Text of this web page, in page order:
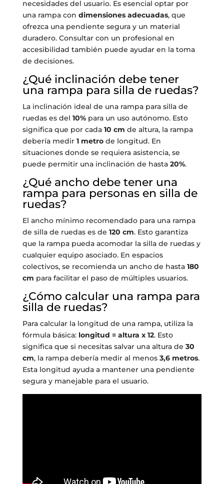
necesidades del usuario. Es esencial optar por
una rampa con dimensiones adecuadas, que
ofrezca una pendiente segura y un material
duradero. Consultar con un profesional en
accesibilidad también puede ayudar en la toma
de decisiones.
¿Qué inclinación debe tener
una rampa para silla de ruedas?
La inclinación ideal de una rampa para silla de
ruedas es del 10%para un uso autónomo. Esto
significa que por cada 10 cm de altura, la rampa
debería medir 1 metrode longitud. En
situaciones donde se requiera asistencia, se
puede permitir una inclinación de hasta 20%.
¿Qué ancho debe tener una
rampa para personas en silla de
ruedas?
El ancho mínimo recomendado para una rampa
de silla de ruedas es de 120 cm. Esto garantiza
que la rampa pueda acomodar la silla de ruedas y
cualquier equipo asociado. En espacios
colectivos, se recomienda un ancho de hasta 180
cm para facilitar el paso de múltiples usuarios.
¿Cómo calcular una rampa para
silla de ruedas?
Para calcular la longitud de una rampa, utiliza la
fórmula básica: longitud = altura x 12. Esto
significa que si necesitas salvar una altura de 30
cm, la rampa debería medir al menos 3,6 metros.
Esta longitud ayuda a mantener una pendiente
segura y manejable para el usuario.